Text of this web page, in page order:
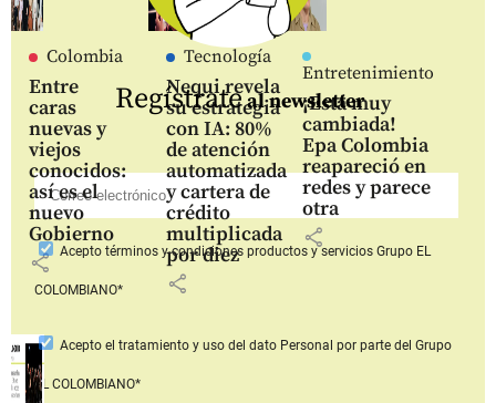
Colombia
Entre
caras
nuevas y
viejos
conocidos:
así es el
nuevo
Gobierno
share
Tecnología
Nequi revela
su estrategia
con IA: 80%
de atención
automatizada
y cartera de
crédito
multiplicada
por diez
share
Entretenimiento
¡Está muy
cambiada!
Epa Colombia
reapareció en
redes y parece
otra
share
Regístrateal newsletter
Aceptotérminos y condiciones productos y serviciosGrupo EL
COLOMBIANO*
Acepto el tratamiento y uso del dato Personal por parte del Grupo
EL COLOMBIANO*